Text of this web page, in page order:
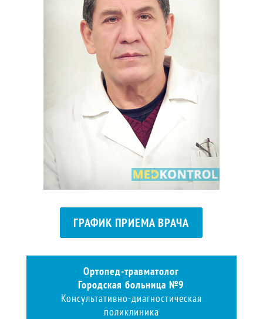
ГРАФИК ПРИЕМА ВРАЧА
Ортопед-травматолог
Городская больница №9
Консультативно-диагностическая
поликлиника